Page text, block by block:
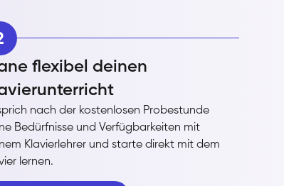
flexibel deinen
nach der kostenlosen Probestunde
Bedürfnisse und Verfügbarkeiten mit
Klavierlehrer und starte direkt mit dem
lernen.